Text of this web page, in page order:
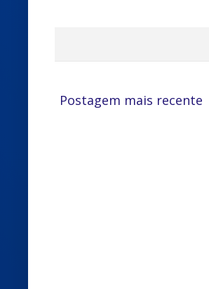
Postagem mais recente